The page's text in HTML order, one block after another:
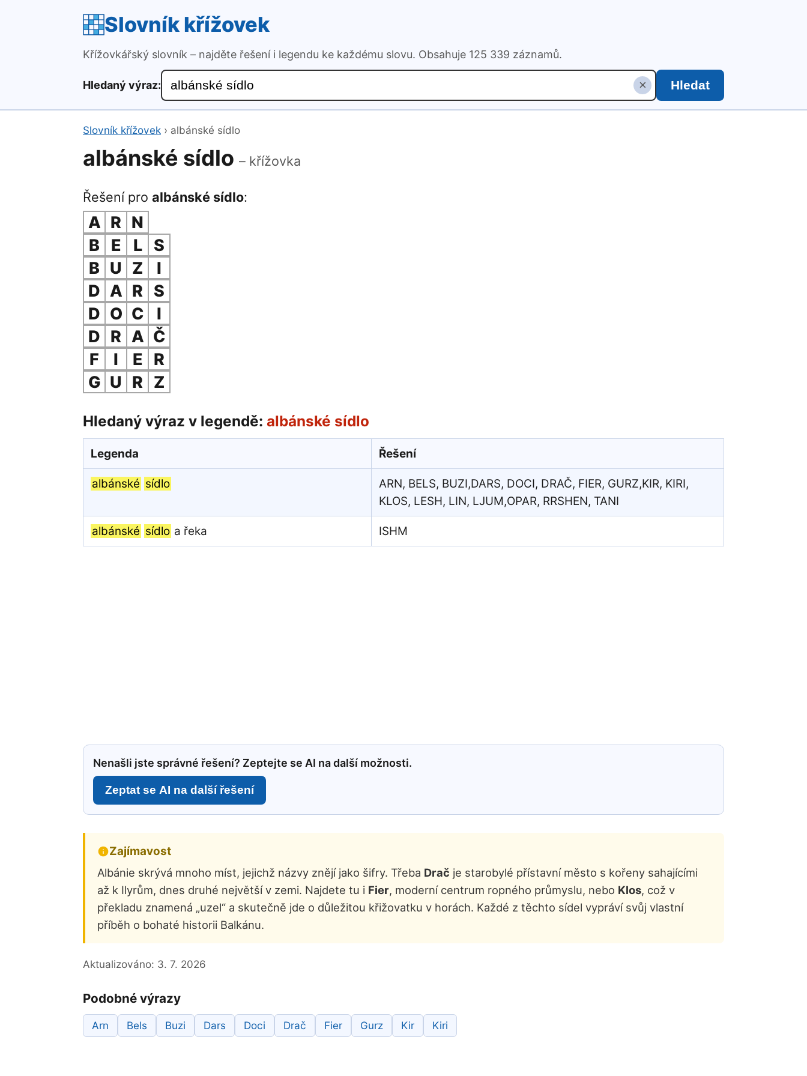
Slovník křížovek
Křížovkářský slovník – najděte řešení i legendu ke každému slovu. Obsahuje 125 339 záznamů.
Hledaný výraz: × Hledat
Slovník křížovek › albánské sídlo
albánské sídlo – křížovka
Řešení pro albánské sídlo:
A R N
B
E L
S
B U Z
I
D A R
S
D O C
I
D R A Č
F
I E
R
G U R Z
Hledaný výraz v legendě: albánské sídlo
Legenda Řešení
albánské sídlo
ARN, BELS, BUZI,DARS, DOCI, DRAČ, FIER, GURZ,KIR, KIRI,
KLOS, LESH, LIN, LJUM,OPAR, RRSHEN, TANI
albánské sídlo a řeka ISHM
Nenašli jste správné řešení? Zeptejte se AI na další možnosti.
Zeptat se AI na další řešení
Zajímavost
Albánie skrývá mnoho míst, jejichž názvy znějí jako šifry. Třeba Drač je starobylé přístavní město s kořeny sahajícími
až k Ilyrům, dnes druhé největší v zemi. Najdete tu i Fier, moderní centrum ropného průmyslu, nebo Klos, což v
překladu znamená „uzel“ a skutečně jde o důležitou křižovatku v horách. Každé z těchto sídel vypráví svůj vlastní
příběh o bohaté historii Balkánu.
Aktualizováno: 3. 7. 2026
Podobné výrazy
Arn Bels Buzi Dars Doci Drač Fier Gurz Kir Kiri